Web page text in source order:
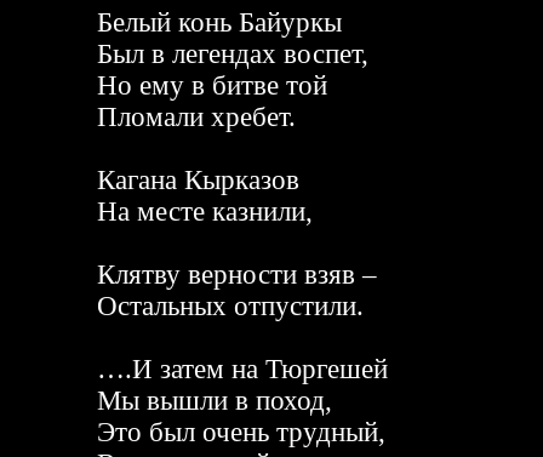
Белый конь Байуркы
Был в легендах воспет,
Но ему в битве той
Пломали хребет.
Кагана Кырказов
На месте казнили,
Клятву верности взяв –
Остальных отпустили.
….И затем на Тюргешей
Мы вышли в поход,
Это был очень трудный,